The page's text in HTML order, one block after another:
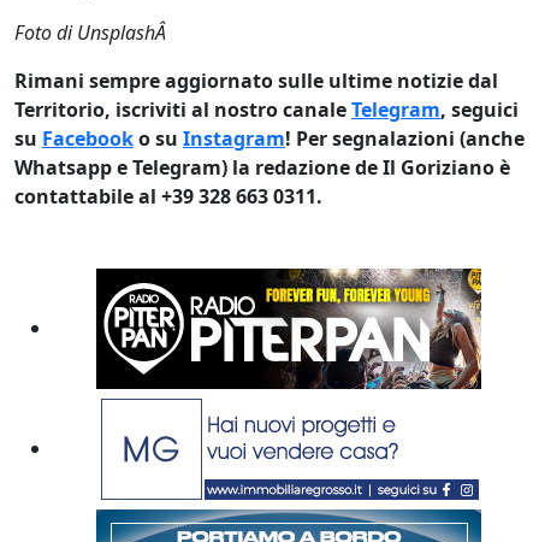
Foto di UnsplashÂ
Rimani sempre aggiornato sulle ultime notizie dal
Territorio, iscriviti al nostro canaleTelegram, seguici
su Facebooko su Instagram! Per segnalazioni (anche
Whatsapp e Telegram) la redazione de Il Goriziano è
contattabile al +39 328 663 0311.